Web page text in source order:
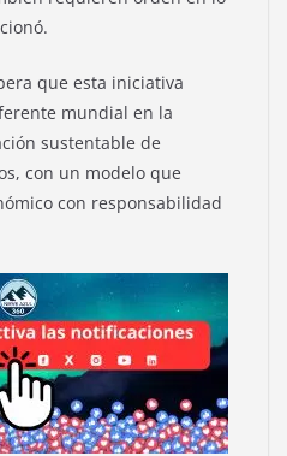
que esta iniciativa
mundial en la
sustentable de
con un modelo que
con responsabilidad